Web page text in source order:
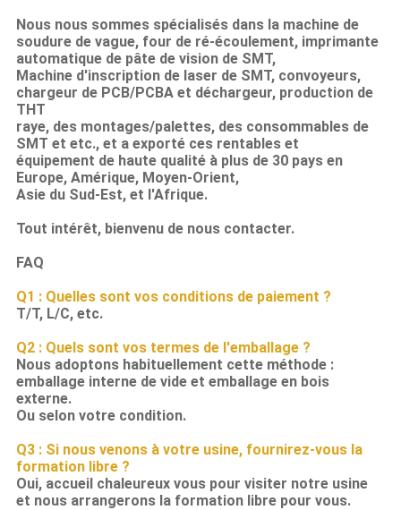
Nous nous sommes spécialisés dans la machine de
soudure de vague, four de ré-écoulement, imprimante
automatique de pâte de vision de SMT,
Machine d'inscription de laser de SMT, convoyeurs,
chargeur de PCB/PCBA et déchargeur, production de
THT
raye, des montages/palettes, des consommables de
SMT et etc., et a exporté ces rentables et
équipement de haute qualité à plus de 30 pays en
Europe, Amérique, Moyen-Orient,
Asie du Sud-Est, et l'Afrique.
Tout intérêt, bienvenu de nous contacter.
FAQ
Q1 : Quelles sont vos conditions de paiement ?
T/T, L/C, etc.
Q2 : Quels sont vos termes de l'emballage ?
Nous adoptons habituellement cette méthode :
emballage interne de vide et emballage en bois
externe.
Ou selon votre condition.
Q3 : Si nous venons à votre usine, fournirez-vous la
formation libre ?
Oui, accueil chaleureux vous pour visiter notre usine
et nous arrangerons la formation libre pour vous.